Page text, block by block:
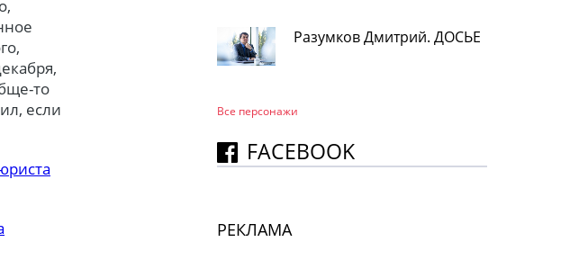
то
если
Разумков Дмитрий. ДОСЬЕ
Все персонажи
FACEBOOK
РЕКЛАМА